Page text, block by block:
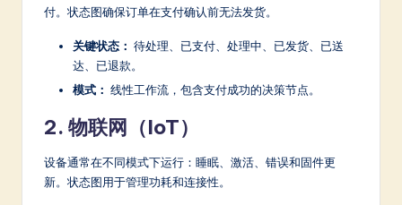
付。状态图确保订单在支付确认前无法发货。
关键状态： 待处理、已支付、处理中、已发货、已送
达、已退款。
模式： 线性工作流，包含支付成功的决策节点。
2. 物联网（IoT）
设备通常在不同模式下运行：睡眠、激活、错误和固件更
新。状态图用于管理功耗和连接性。